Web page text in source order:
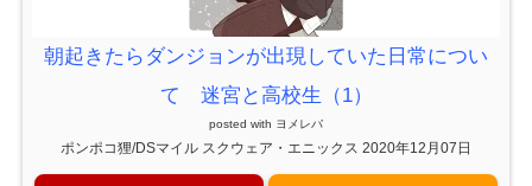
朝起きたらダンジョンが出現していた日常につい
て 迷宮と高校生（1）
posted with ヨメレバ
ポンポコ狸/DSマイル スクウェア・エニックス 2020年12月07日